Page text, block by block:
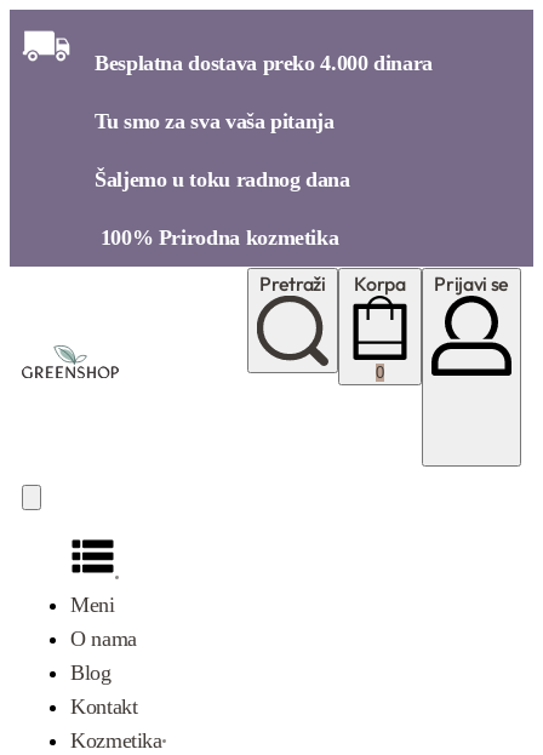
Besplatna dostava preko 4.000 dinara​
Tu smo za sva vaša pitanja​
Šaljemo u toku radnog dana​
100% Prirodna kozmetika​
Meni
O nama
Blog
Kontakt
Kozmetika
Pretraži Korpa
0
Prijavi se